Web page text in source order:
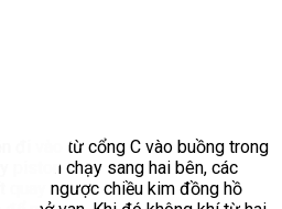
đi vào từ cổng C vào buồng trong
piston chạy sang hai bên, các
quay ngược chiều kim đồng hồ